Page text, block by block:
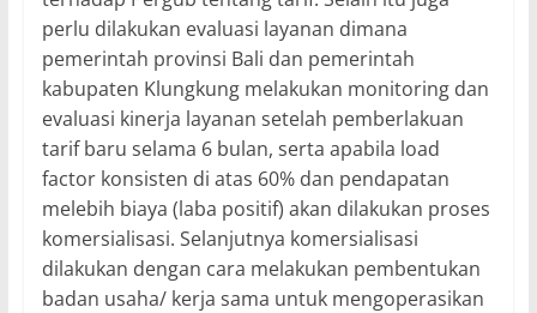
perlu dilakukan evaluasi layanan dimana
pemerintah provinsi Bali dan pemerintah
kabupaten Klungkung melakukan monitoring dan
evaluasi kinerja layanan setelah pemberlakuan
tarif baru selama 6 bulan, serta apabila load
factor konsisten di atas 60% dan pendapatan
melebih biaya (laba positif) akan dilakukan proses
komersialisasi. Selanjutnya komersialisasi
dilakukan dengan cara melakukan pembentukan
badan usaha/ kerja sama untuk mengoperasikan